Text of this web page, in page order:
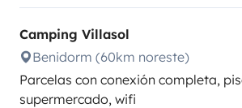
Camping Villasol
Benidorm (60km noreste)
Parcelas con conexión completa,
supermercado, wifi